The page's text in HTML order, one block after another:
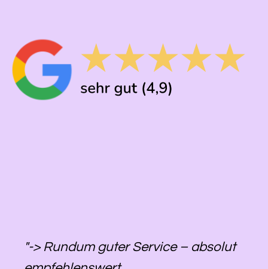
"-> Rundum guter Service – absolut